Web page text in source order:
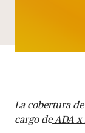
La cobertura de
cargo deADA x